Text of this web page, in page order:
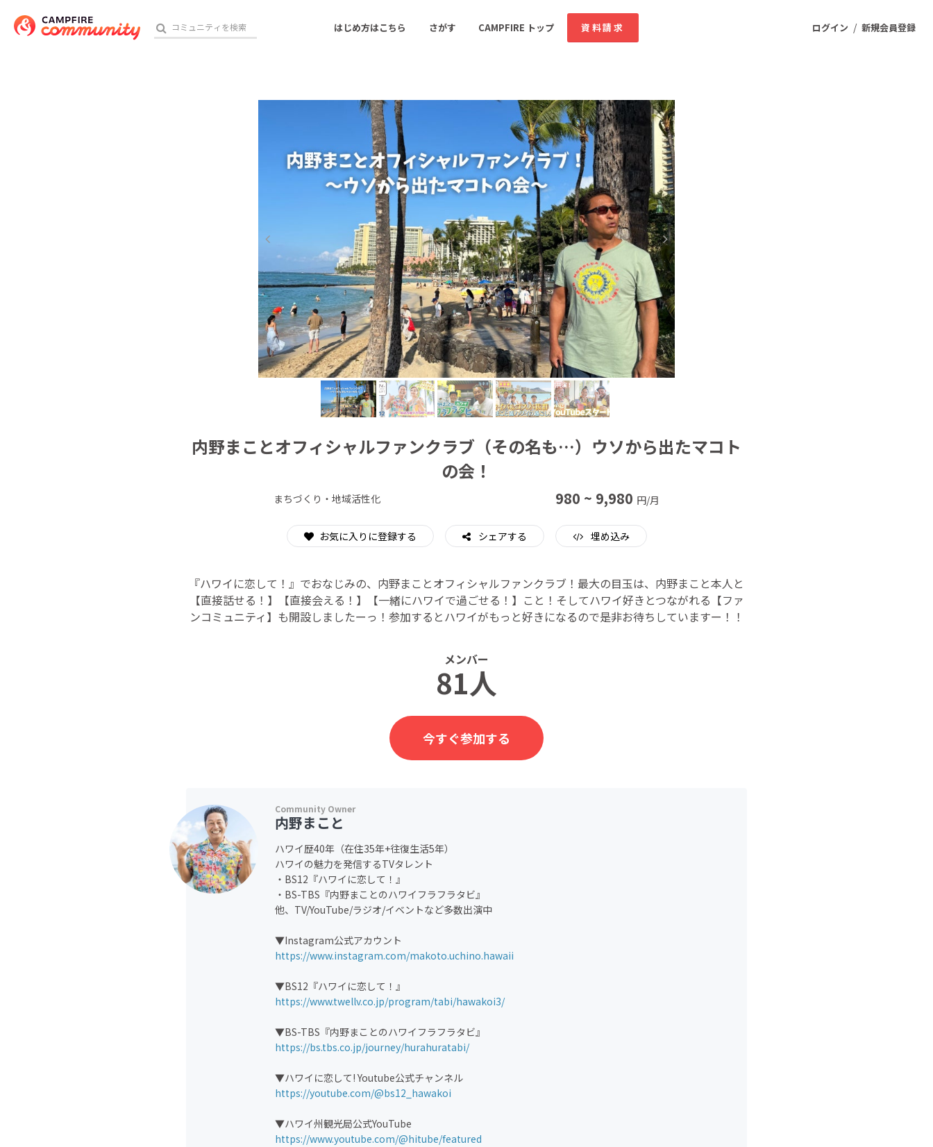
ログイン / 新規会員登録
はじめ方はこちら さがす CAMPFIRE トップ 資料請求
おすすめのコミュニティ 人気のコミュニティ 新着のコミュニティ
音楽 舞台・パフォーマンス
ゲーム・サービス開発 フード・飲食店
書籍・雑誌出版 アニメ・漫画
ソーシャルグッド ビューティー・ヘルスケア
CAMPFIRE for Social Good CAMPFIRE Creation
内野まことオフィシャルファンクラブ（その名も…）ウソから出たマコト
の会！
まちづくり・地域活性化 980 ~ 9,980 円/月
お気に入りに登録する シェアする 埋め込み
『ハワイに恋して！』でおなじみの、内野まことオフィシャルファンクラブ！最大の目玉は、内野まこと本人と
【直接話せる！】【直接会える！】【一緒にハワイで過ごせる！】こと！そしてハワイ好きとつながれる【ファ
ンコミュニティ】も開設しましたーっ！参加するとハワイがもっと好きになるので是非お待ちしていますー！！
メンバー
81人
今すぐ参加する
内野まこと
ハワイ歴40年（在住35年+往復生活5年）
ハワイの魅力を発信するTVタレント
・BS12『ハワイに恋して！』
・BS-TBS『内野まことのハワイフラフラタビ』
他、TV/YouTube/ラジオ/イベントなど多数出演中
▼Instagram公式アカウント
https://www.instagram.com/makoto.uchino.hawaii
▼BS12『ハワイに恋して！』
https://www.twellv.co.jp/program/tabi/hawakoi3/
▼BS-TBS『内野まことのハワイフラフラタビ』
https://bs.tbs.co.jp/journey/hurahuratabi/
▼ハワイに恋して! Youtube公式チャンネル
https://youtube.com/@bs12_hawakoi
▼ハワイ州観光局公式YouTube
https://www.youtube.com/@hitube/featured